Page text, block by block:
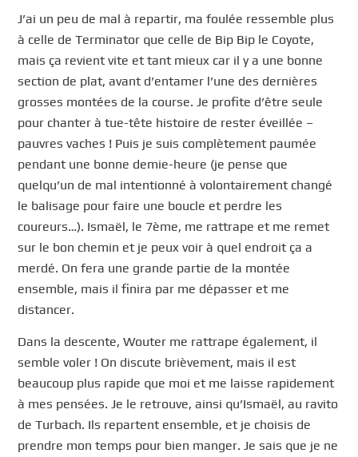
J’ai un peu de mal à repartir, ma foulée ressemble plus
à celle de Terminator que celle de Bip Bip le Coyote,
mais ça revient vite et tant mieux car il y a une bonne
section de plat, avant d’entamer l’une des dernières
grosses montées de la course. Je profite d’être seule
pour chanter à tue-tête histoire de rester éveillée –
pauvres vaches ! Puis je suis complètement paumée
pendant une bonne demie-heure (je pense que
quelqu’un de mal intentionné à volontairement changé
le balisage pour faire une boucle et perdre les
coureurs…). Ismaël, le 7ème, me rattrape et me remet
sur le bon chemin et je peux voir à quel endroit ça a
merdé. On fera une grande partie de la montée
ensemble, mais il finira par me dépasser et me
distancer.
Dans la descente, Wouter me rattrape également, il
semble voler ! On discute brièvement, mais il est
beaucoup plus rapide que moi et me laisse rapidement
à mes pensées. Je le retrouve, ainsi qu’Ismaël, au ravito
de Turbach. Ils repartent ensemble, et je choisis de
prendre mon temps pour bien manger. Je sais que je ne